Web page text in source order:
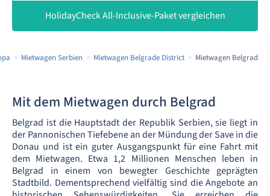
HolidayCheck All-Inclusive-Paket vergleichen
Mietwagen Serbien Mietwagen Belgrade District Mietwagen Belgrad
Mit dem Mietwagen durch Belgrad
Belgrad ist die Hauptstadt der Republik Serbien, sie liegt in
der Pannonischen Tiefebene an der Mündung der Save in die
Donau und ist ein guter Ausgangspunkt für eine Fahrt mit
dem Mietwagen. Etwa 1,2 Millionen Menschen leben in
Belgrad in einem von bewegter Geschichte geprägten
Stadtbild. Dementsprechend vielfältig sind die Angebote an